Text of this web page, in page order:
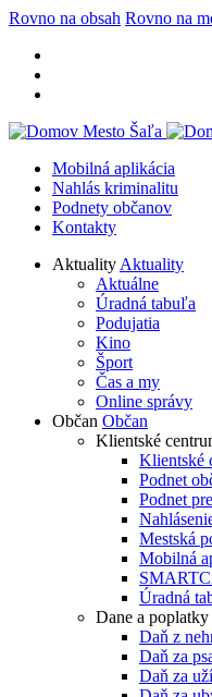
Rovno na obsah Rovno na
Mobilná aplikácia
Nahlás kriminalitu
Podnety občanov
Kontakty
Aktuality Aktuality
Aktuálne
Úradná tabuľa
Podujatia
Kino
Šport
Čas a my
Online správy
Občan Občan
Klientské
Klientské
Podnet
Podnet
Mestská
Mobilná
Úradná
Dane a poplatky
Daň z
Daň za
Daň za